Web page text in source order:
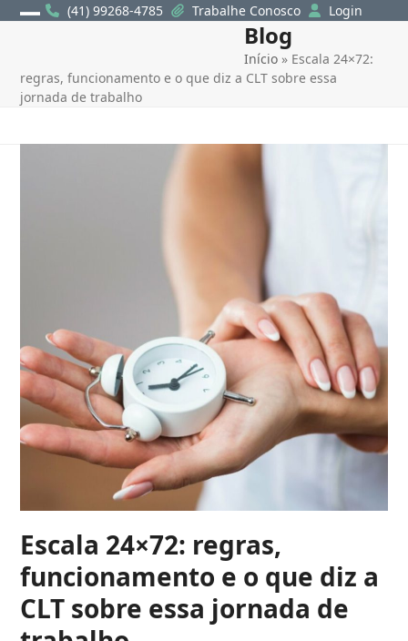
Skip
(41) 99268-4785 Trabalhe Conosco Login
menu
menu
Blog
Início » Escala 24×72:
regras, funcionamento e o que diz a CLT sobre essa
jornada de trabalho
Escala 24×72: regras,
funcionamento e o que diz a
CLT sobre essa jornada de